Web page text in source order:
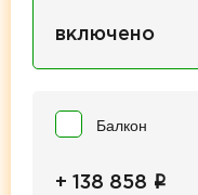
включено
Балкон
+ 138 858 i